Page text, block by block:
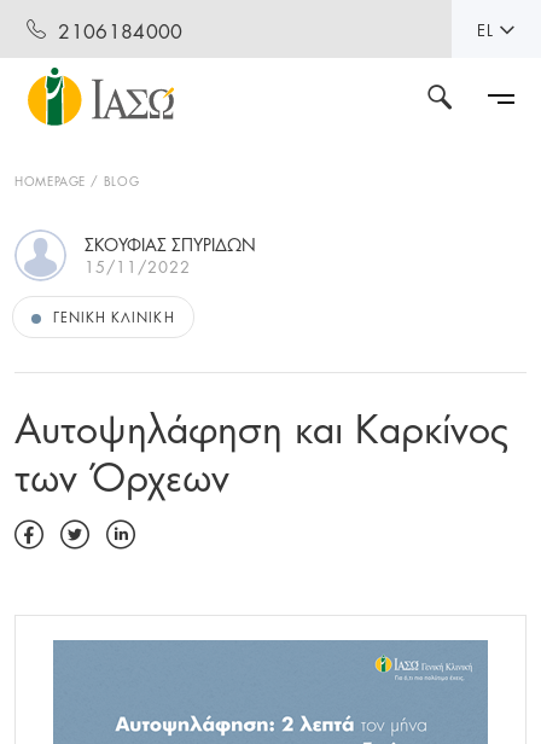
2106184000 EL
HOMEPAGE BLOG
ΣΚΟΥΦΙΑΣ ΣΠΥΡΙΔΩΝ
15/11/2022
ΓΕΝΙΚΉ ΚΛΙΝΙΚΉ
Αυτοψηλάφηση και Καρκίνος
των Όρχεων